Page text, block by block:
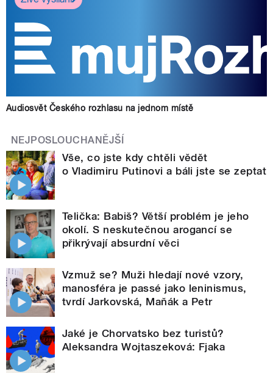
Audiosvět Českého rozhlasu na jednom místě
NEJPOSLOUCHANĚJŠÍ
Vše, co jste kdy chtěli vědět
o Vladimiru Putinovi a báli jste se zeptat
Telička: Babiš? Větší problém je jeho
okolí. S neskutečnou arogancí se
přikrývají absurdní věci
Vzmuž se? Muži hledají nové vzory,
manosféra je passé jako leninismus,
tvrdí Jarkovská, Maňák a Petr
Jaké je Chorvatsko bez turistů?
Aleksandra Wojtaszeková: Fjaka